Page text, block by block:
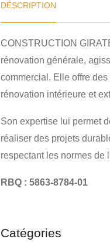
DÉSCRIPTION
CONSTRUCTION
rénovation générale,
commercial. Elle offre
rénovation intérieure et
Son expertise lui permet
réaliser des projets
respectant les normes de
RBQ : 5863-8784-01
Catégories